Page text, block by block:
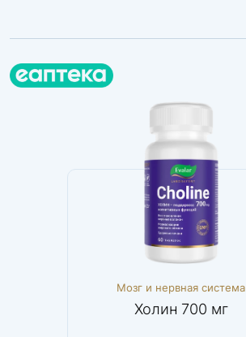
Мозг и нервная система
Холин 700 мг